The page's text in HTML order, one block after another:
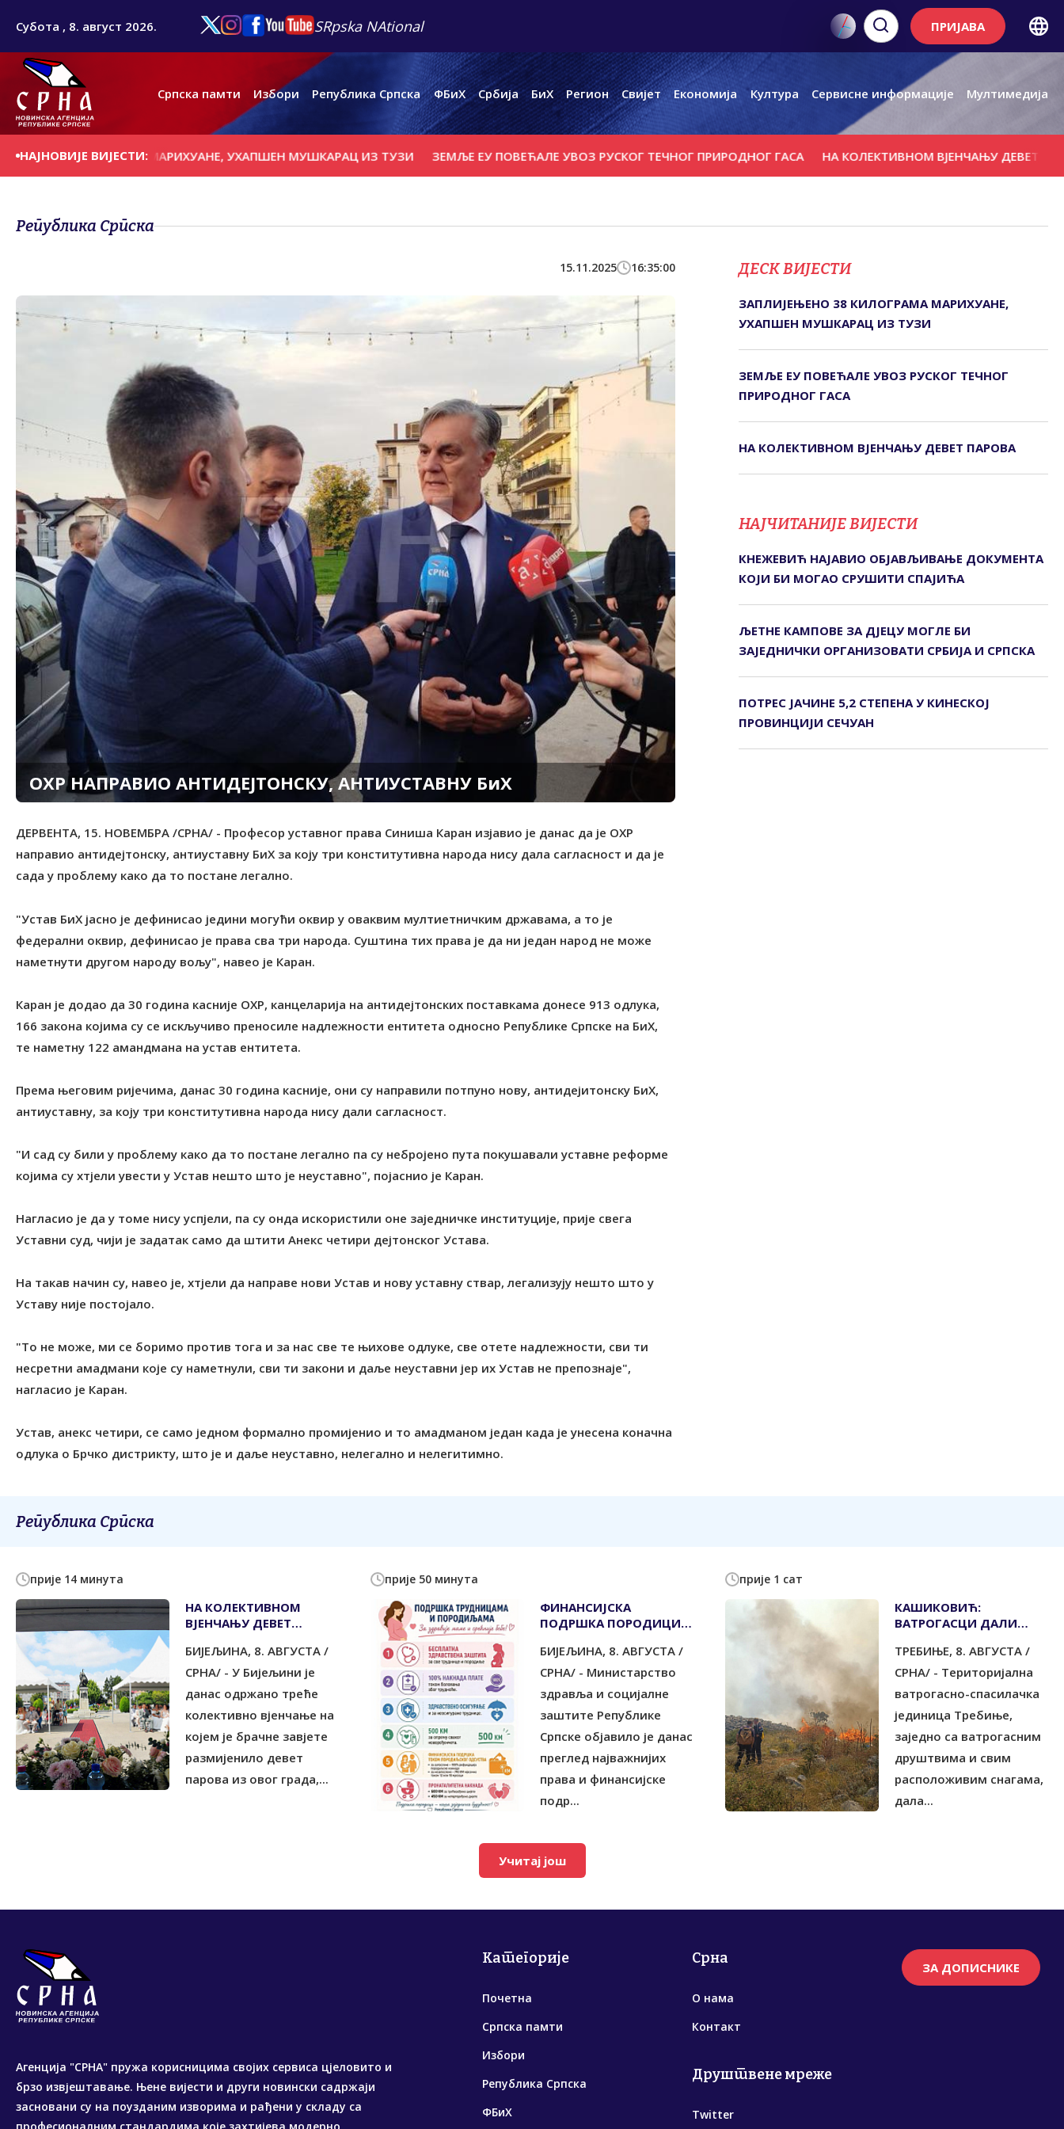
Субота , 8. август 2026. SRpska NAtional ПРИЈАВА
Српска памти Избори Република Српска ФБиХ Србија БиХ Регион Свијет Економија Култура Сервисне информације Мултимедија
НАЈНОВИЈЕ ВИЈЕСТИ:
38 КИЛОГРАМА МАРИХУАНЕ, УХАПШЕН МУШКАРАЦ ИЗ ТУЗИ ЗЕМЉЕ ЕУ ПОВЕЋАЛЕ УВОЗ РУСКОГ ТЕЧНОГ ПРИРОДНОГ ГАСА НА КОЛЕКТИВНОМ ВЈЕНЧАЊУ ДЕВЕТ ПАРОВА
Република Српска
15.11.2025 16:35:00
ОХР НАПРАВИО АНТИДЕЈТОНСКУ, АНТИУСТАВНУ БиХ
ДЕРВЕНТА, 15. НОВЕМБРА /СРНА/ - Професор уставног права Синиша Каран изјавио је данас да је ОХР
направио антидејтонску, антиуставну БиХ за коју три конститутивна народа нису дала сагласност и да је
сада у проблему како да то постане легално.
"Устав БиХ јасно је дефинисао једини могући оквир у оваквим мултиетничким државама, а то је
федерални оквир, дефинисао је права сва три народа. Суштина тих права је да ни један народ не може
наметнути другом народу вољу", навео је Каран.
Каран је додао да 30 година касније ОХР, канцеларија на антидејтонских поставкама донесе 913 одлука,
166 закона којима су се искључиво преносиле надлежности ентитета односно Републике Српске на БиХ,
те наметну 122 амандмана на устав ентитета.
Према његовим ријечима, данас 30 година касније, они су направили потпуно нову, антидејитонску БиХ,
антиуставну, за коју три конститутивна народа нису дали сагласност.
"И сад су били у проблему како да то постане легално па су небројено пута покушавали уставне реформе
којима су хтјели увести у Устав нешто што је неуставно", појаснио је Каран.
Нагласио је да у томе нису успјели, па су онда искористили оне заједничке институције, прије свега
Уставни суд, чији је задатак само да штити Анекс четири дејтонског Устава.
На такав начин су, навео је, хтјели да направе нови Устав и нову уставну ствар, легализују нешто што у
Уставу није постојало.
"То не може, ми се боримо против тога и за нас све те њихове одлуке, све отете надлежности, сви ти
несретни амадмани које су наметнули, сви ти закони и даље неуставни јер их Устав не препознаје",
нагласио је Каран.
Устав, анекс четири, се само једном формално промијенио и то амадманом један када је унесена коначна
одлука о Брчко дистрикту, што је и даље неуставно, нелегално и нелегитимно.
ДЕСК ВИЈЕСТИ
ЗАПЛИЈЕЊЕНО 38 КИЛОГРАМА МАРИХУАНЕ,
УХАПШЕН МУШКАРАЦ ИЗ ТУЗИ
ЗЕМЉЕ ЕУ ПОВЕЋАЛЕ УВОЗ РУСКОГ ТЕЧНОГ
ПРИРОДНОГ ГАСА
НА КОЛЕКТИВНОМ ВЈЕНЧАЊУ ДЕВЕТ ПАРОВА
НАЈЧИТАНИЈЕ ВИЈЕСТИ
КНЕЖЕВИЋ НАЈАВИО ОБЈАВЉИВАЊЕ ДОКУМЕНТА
КОЈИ БИ МОГАО СРУШИТИ СПАЈИЋА
ЉЕТНЕ КАМПОВЕ ЗА ДЈЕЦУ МОГЛЕ БИ
ЗАЈЕДНИЧКИ ОРГАНИЗОВАТИ СРБИЈА И СРПСКА
ПОТРЕС ЈАЧИНЕ 5,2 СТЕПЕНА У КИНЕСКОЈ
ПРОВИНЦИЈИ СЕЧУАН
Република Српска
прије 14 минута
НА КОЛЕКТИВНОМ
ВЈЕНЧАЊУ ДЕВЕТ
БИЈЕЉИНА, 8. АВГУСТА /
СРНА/ - У Бијељини је
данас одржано треће
колективно вјенчање на
којем је брачне завјете
размијенило девет
парова из овог града,...
прије 50 минута
ФИНАНСИЈСКА
ПОДРШКА ПОРОДИЦИ И
БИЈЕЉИНА, 8. АВГУСТА /
СРНА/ - Министарство
здравља и социјалне
заштите Републике
Српске објавило је данас
преглед најважнијих
права и финансијске
подр...
прије 1 сат
КАШИКОВИЋ:
ВАТРОГАСЦИ ДАЛИ
ЗАШТИТЕ СВЕ
ТРЕБИЊЕ, 8. АВГУСТА /
СРНА/ - Tериторијална
ватрогасно-спасилачка
јединица Tребиње,
заједно са ватрогасним
друштвима и свим
расположивим снагама,
дала...
Учитај још
Агенција "СРНА" пружа корисницима својих сервиса цјеловито и
брзо извјештавање. Њене вијести и други новински садржаји
засновани су на поузданим изворима и рађени у складу са
Категорије
Почетна
Српска памти
Избори
Република Српска
ФБиХ
Срна
О нама
Контакт
Друштвене мреже
Twitter
ЗА ДОПИСНИКЕ